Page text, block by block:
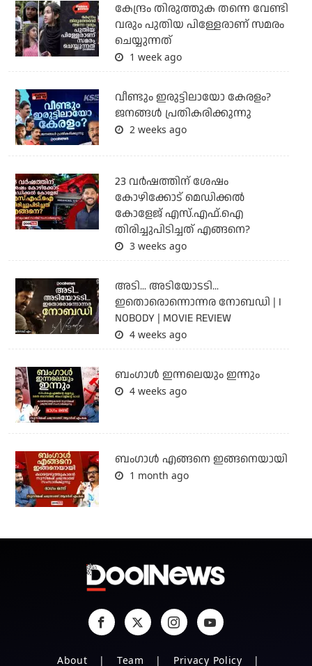
കേന്ദ്രം തിരുത്തുക തന്നെ വേണ്ടി
വരും പുതിയ പിള്ളേരാണ് സമരം
ചെയ്യുന്നത്
1 week ago
വീണ്ടും ഇരുട്ടിലായോ കേരളം?
ജനങ്ങൾ പ്രതികരിക്കുന്നു
2 weeks ago
23 വർഷത്തിന് ശേഷം
കോഴിക്കോട് മെഡിക്കൽ
കോളേജ് എസ്.എഫ്.ഐ
തിരിച്ചുപിടിച്ചത് എങ്ങനെ?
3 weeks ago
അടി... അടിയോടടി...
ഇതൊരൊന്നൊന്നര നോബഡി | I
NOBODY | MOVIE REVIEW
4 weeks ago
ബംഗാള്‍ ഇന്നലെയും ഇന്നും
4 weeks ago
ബം​ഗാൾ എങ്ങനെ ഇങ്ങനെയായി
1 month ago
About Team Privacy Policy